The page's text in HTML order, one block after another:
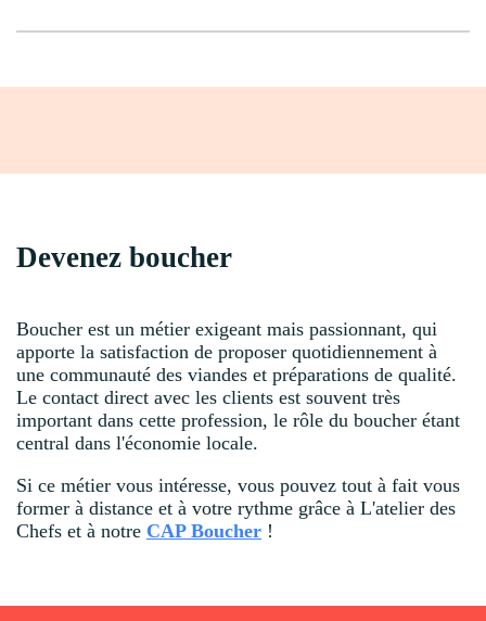
Devenez boucher
Boucher est un métier exigeant mais passionnant, qui
apporte la satisfaction de proposer quotidiennement à
une communauté des viandes et préparations de qualité.
Le contact direct avec les clients est souvent très
important dans cette profession, le rôle du boucher étant
central dans l'économie locale.
Si ce métier vous intéresse, vous pouvez tout à fait vous
former à distance et à votre rythme grâce à L'atelier des
Chefs et à notre CAP Boucher !